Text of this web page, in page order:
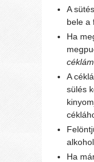
A
bele a
Ha
A
sülés
Ha